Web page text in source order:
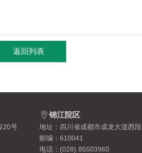
返回列表
20号
 锦江院区
地址：四川省成都市成龙大道西段
邮编：610041
电话：(028) 85503960